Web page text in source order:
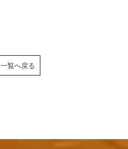
一覧へ戻る